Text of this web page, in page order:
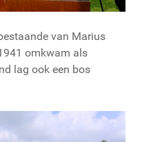
van Marius
omkwam als
lag ook een bos